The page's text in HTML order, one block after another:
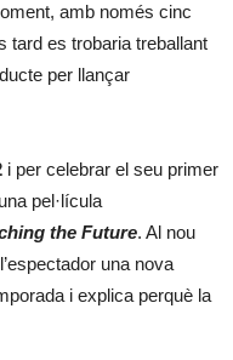
amb només cinc
tard es trobaria treballant
per llançar
i per celebrar el seu primer
pel·lícula
the Future. Al nou
una nova
i explica perquè la